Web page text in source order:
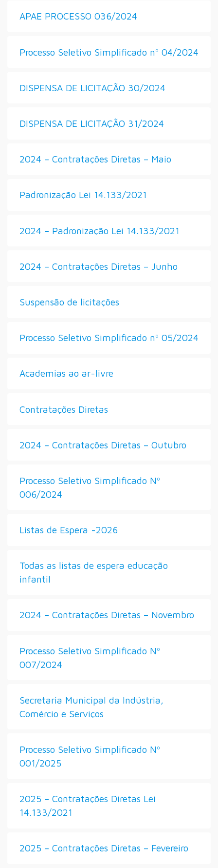
APAE PROCESSO 036/2024
Processo Seletivo Simplificado nº 04/2024
DISPENSA DE LICITAÇÃO 30/2024
DISPENSA DE LICITAÇÃO 31/2024
2024 – Contratações Diretas – Maio
Padronização Lei 14.133/2021
2024 – Padronização Lei 14.133/2021
2024 – Contratações Diretas – Junho
Suspensão de licitações
Processo Seletivo Simplificado nº 05/2024
Academias ao ar-livre
Contratações Diretas
2024 – Contratações Diretas – Outubro
Processo Seletivo Simplificado Nº
006/2024
Listas de Espera -2026
Todas as listas de espera educação
infantil
2024 – Contratações Diretas – Novembro
Processo Seletivo Simplificado Nº
007/2024
Secretaria Municipal da Indústria,
Comércio e Serviços
Processo Seletivo Simplificado Nº
001/2025
2025 – Contratações Diretas Lei
14.133/2021
2025 – Contratações Diretas – Fevereiro